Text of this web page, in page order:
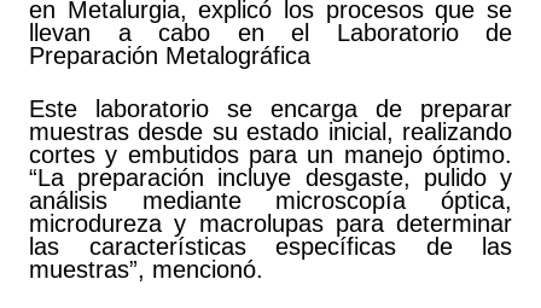
en Metalurgia, explicó los procesos que se
llevan a cabo en el Laboratorio de
Preparación Metalográfica
Este laboratorio se encarga de preparar
muestras desde su estado inicial, realizando
cortes y embutidos para un manejo óptimo.
“La preparación incluye desgaste, pulido y
análisis mediante microscopía óptica,
microdureza y macrolupas para determinar
las características específicas de las
muestras”, mencionó.